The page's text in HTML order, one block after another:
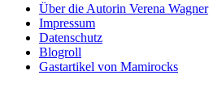
Über die Autorin Verena Wagner
Impressum
Datenschutz
Blogroll
Gastartikel von Mamirocks